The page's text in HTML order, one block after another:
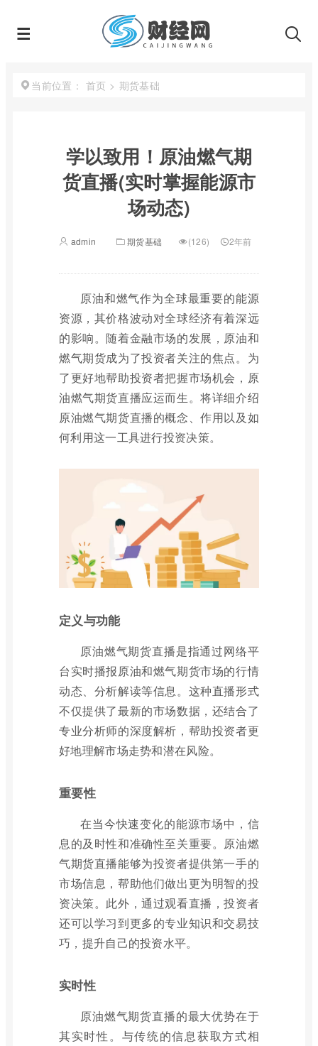
当前位置： 首页 > 期货基础
学以致用！原油燃气期
货直播(实时掌握能源市
场动态)
admin 期货基础 (126) 2年前
原油和燃气作为全球最重要的能源
资源，其价格波动对全球经济有着深远
的影响。随着金融市场的发展，原油和
燃气期货成为了投资者关注的焦点。为
了更好地帮助投资者把握市场机会，原
油燃气期货直播应运而生。将详细介绍
原油燃气期货直播的概念、作用以及如
何利用这一工具进行投资决策。
定义与功能
原油燃气期货直播是指通过网络平
台实时播报原油和燃气期货市场的行情
动态、分析解读等信息。这种直播形式
不仅提供了最新的市场数据，还结合了
专业分析师的深度解析，帮助投资者更
好地理解市场走势和潜在风险。
重要性
在当今快速变化的能源市场中，信
息的及时性和准确性至关重要。原油燃
气期货直播能够为投资者提供第一手的
市场信息，帮助他们做出更为明智的投
资决策。此外，通过观看直播，投资者
还可以学习到更多的专业知识和交易技
巧，提升自己的投资水平。
实时性
原油燃气期货直播的最大优势在于
其实时性。与传统的信息获取方式相